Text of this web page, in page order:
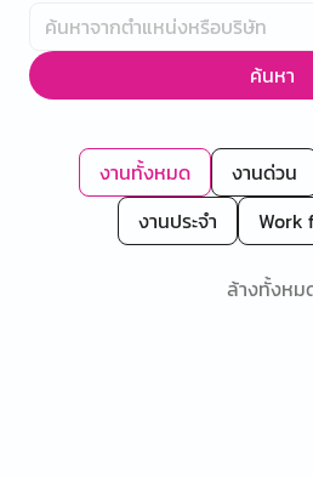
ค้นหา
งานทั้งหมด งานด่วน
งานประจำ
Work
ล้างทั้งหม